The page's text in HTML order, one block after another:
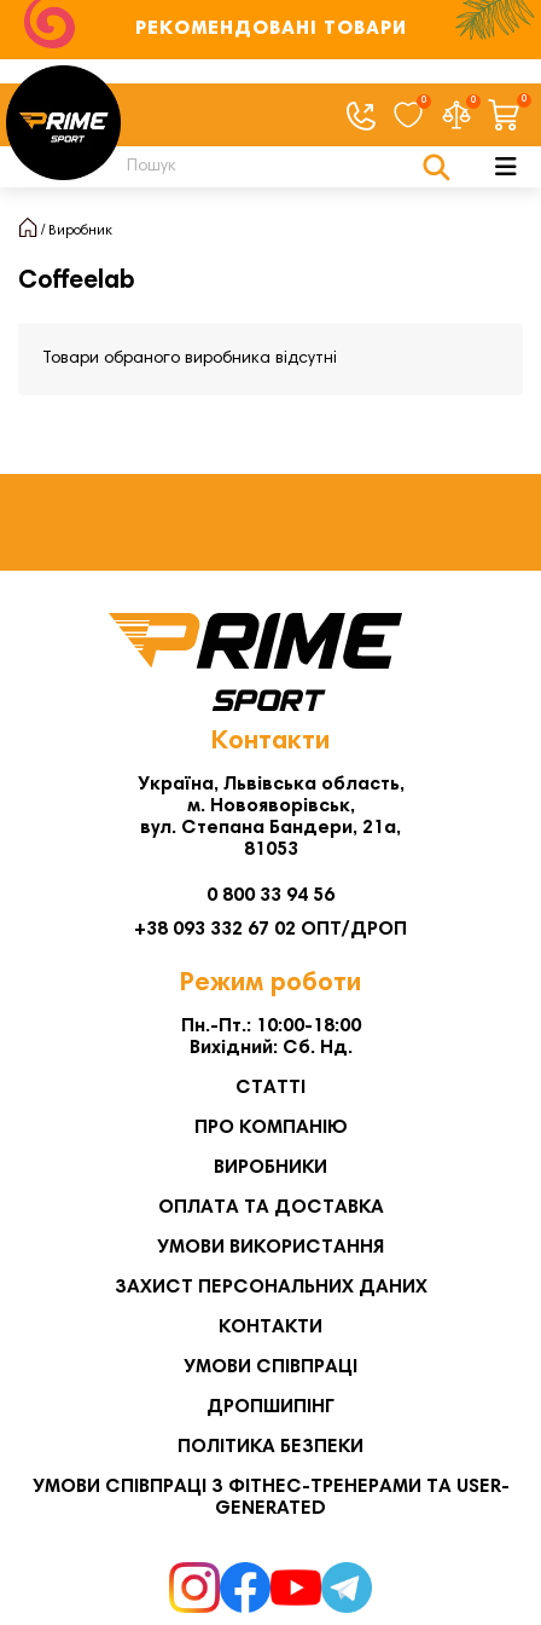
РЕКОМЕНДОВАНІ ТОВАРИ
0 0 0
Виробник
Coffeelab
Товари обраного виробника відсутні
Контакти
Україна, Львівська область,
м. Новояворівськ,
вул. Степана Бандери, 21а,
81053
0 800 33 94 56
+38 093 332 67 02 ОПТ/ДРОП
Режим роботи
Пн.-Пт.: 10:00-18:00
Вихідний: Сб. Нд.
СТАТТІ
ПРО КОМПАНІЮ
ВИРОБНИКИ
ОПЛАТА ТА ДОСТАВКА
УМОВИ ВИКОРИСТАННЯ
ЗАХИСТ ПЕРСОНАЛЬНИХ ДАНИХ
КОНТАКТИ
УМОВИ СПІВПРАЦІ
ДРОПШИПІНГ
ПОЛІТИКА БЕЗПЕКИ
УМОВИ СПІВПРАЦІ З ФІТНЕС-ТРЕНЕРАМИ ТА USER-
GENERATED